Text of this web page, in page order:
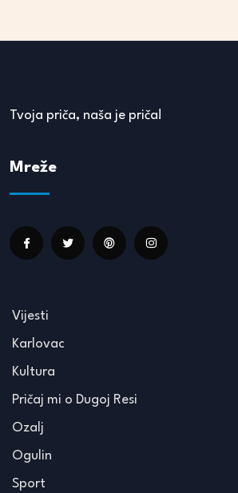
Tvoja priča, naša je priča!
Mreže
Vijesti
Karlovac
Kultura
Pričaj mi o Dugoj Resi
Ozalj
Ogulin
Sport